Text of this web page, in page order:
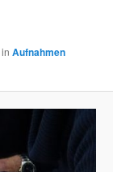
inAufnahmen